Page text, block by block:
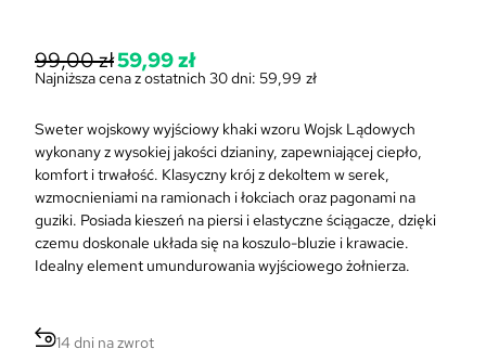
99,00zł P
i
r
w
o
t
n
a
c
w
59,99zł
A
t
u
a
l
n
a
c
a
Najniższa cena z ostatnich 30 dni: 59,99 zł
Sweter wojskowy wyjściowy khaki wzoru Wojsk Lądowych
wykonany z wysokiej jakości dzianiny, zapewniającej ciepło,
komfort i trwałość. Klasyczny krój z dekoltem w serek,
wzmocnieniami na ramionach i łokciach oraz pagonami na
guziki. Posiada kieszeń na piersi i elastyczne ściągacze, dzięki
czemu doskonale układa się na koszulo-bluzie i krawacie.
Idealny element umundurowania wyjściowego żołnierza.
14 dni na zwrot